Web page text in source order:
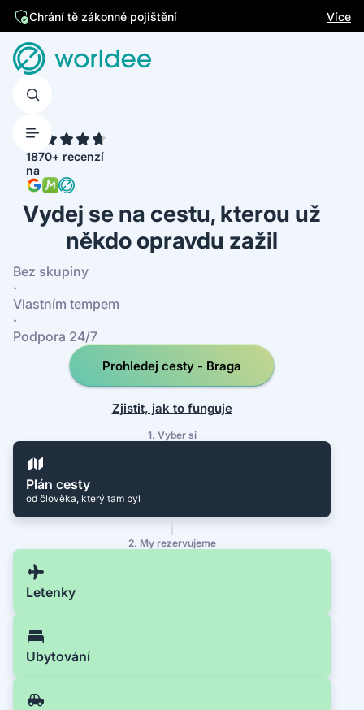
Chrání tě zákonné pojištění
Jsme česká firma Více
1870+ recenzí
na
Vydej se na cestu, kterou už
někdo opravdu zažil
Bez skupiny
·
Vlastním tempem
·
Podpora 24/7
Prohledej cesty - Braga
Zjistit, jak to funguje
1. Vyber si
Plán cesty
od člověka, který tam byl
2. My rezervujeme
Letenky
Ubytování